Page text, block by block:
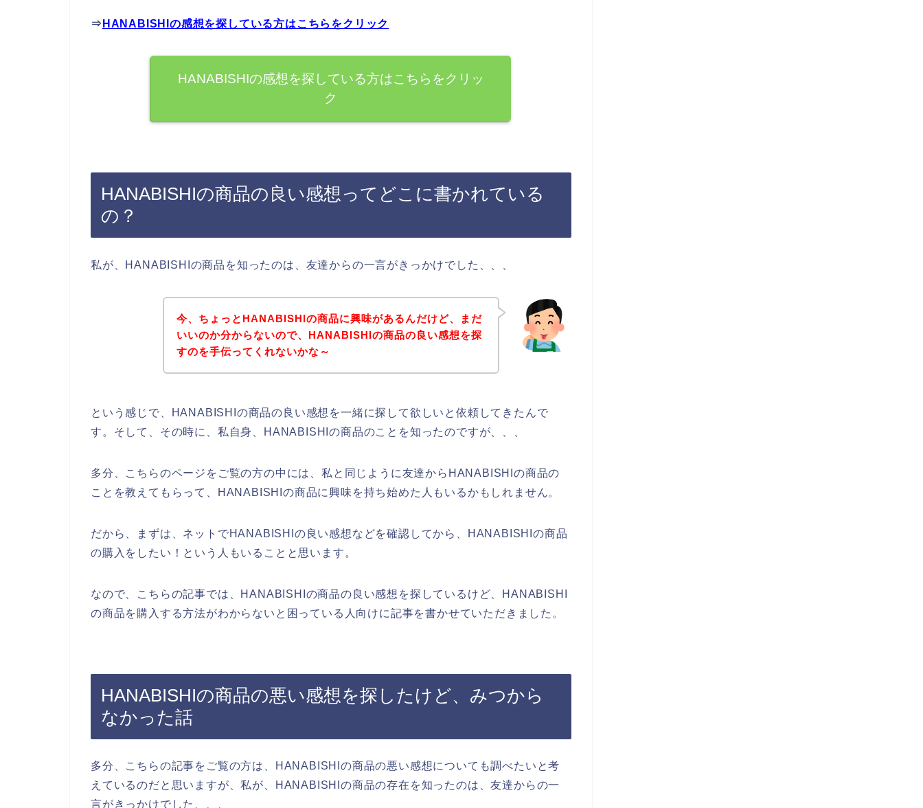
⇒ HANABISHIの感想を探している方はこちらをクリック
HANABISHIの感想を探している方はこちらをクリッ
ク
HANABISHIの商品の良い感想ってどこに書かれている
の？
私が、HANABISHIの商品を知ったのは、友達からの一言がきっかけでした、、、
今、ちょっとHANABISHIの商品に興味があるんだけど、まだ
いいのか分からないので、HANABISHIの商品の良い感想を探
すのを手伝ってくれないかな～
という感じで、HANABISHIの商品の良い感想を一緒に探して欲しいと依頼してきたんで
す。そして、その時に、私自身、HANABISHIの商品のことを知ったのですが、、、
多分、こちらのページをご覧の方の中には、私と同じように友達からHANABISHIの商品の
ことを教えてもらって、HANABISHIの商品に興味を持ち始めた人もいるかもしれません。
だから、まずは、ネットでHANABISHIの良い感想などを確認してから、HANABISHIの商品
の購入をしたい！という人もいることと思います。
なので、こちらの記事では、HANABISHIの商品の良い感想を探しているけど、HANABISHI
の商品を購入する方法がわからないと困っている人向けに記事を書かせていただきました。
HANABISHIの商品の悪い感想を探したけど、みつから
なかった話
多分、こちらの記事をご覧の方は、HANABISHIの商品の悪い感想についても調べたいと考
えているのだと思いますが、私が、HANABISHIの商品の存在を知ったのは、友達からの一
言がきっかけでした、、、